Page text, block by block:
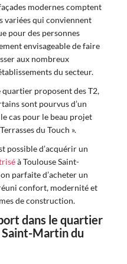
modernes comptent
variées qui conviennent
pour des personnes
envisageable de faire
aux nombreux
du secteur.
quartier proposent des T2,
sont pourvus d’un
cas pour le beau projet
du Touch ».
possible d’acquérir un
à Toulouse Saint-
parfaite d’acheter un
confort, modernité et
de construction.
dans le quartier
Saint-Martin du